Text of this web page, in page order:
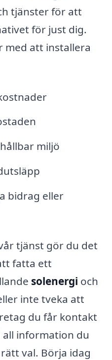
tjänster för att
för just dig.
med att installera
miljö
bidrag eller
tjänst gör du det
fatta ett
solenergi och
inte tveka att
du får kontakt
all information du
val. Börja idag